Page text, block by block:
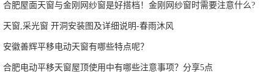
合肥屋面天窗与金刚网纱窗是好搭档！金刚网纱窗时需要注意什么?
天窗,采光窗 开洞安装图及详细说明-春雨沐风
安徽善辉平移电动天窗有哪些特点呢？
合肥电动平移天窗屋顶使用中有哪些注意事项？分享5点